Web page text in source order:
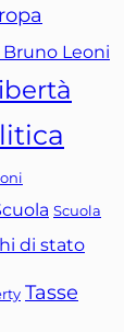
Leoni
Scuola
di stato
Tasse